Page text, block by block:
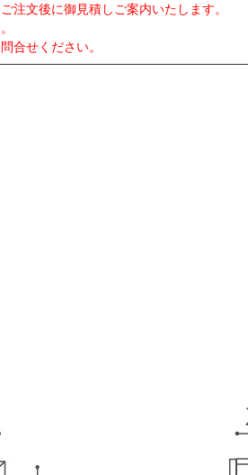
注文後に御見積しご案内いたします。
合せください。